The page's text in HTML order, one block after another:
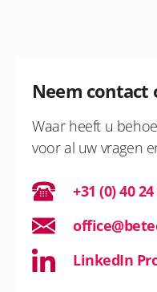
Neem contact
Waar heeft u
voor al uw vragen
+31 (0) 40
LinkedIn